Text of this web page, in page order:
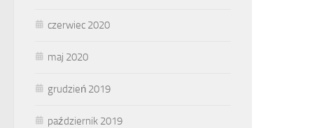
czerwiec 2020
maj 2020
grudzień 2019
październik 2019